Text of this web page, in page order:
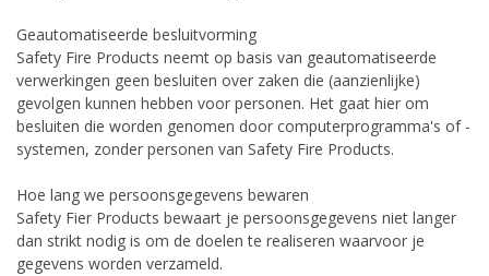
Geautomatiseerde besluitvorming
Safety Fire Products neemt op basis van geautomatiseerde
verwerkingen geen besluiten over zaken die (aanzienlijke)
gevolgen kunnen hebben voor personen. Het gaat hier om
besluiten die worden genomen door computerprogramma's of -
systemen, zonder personen van Safety Fire Products.
Hoe lang we persoonsgegevens bewaren
Safety Fier Products bewaart je persoonsgegevens niet langer
dan strikt nodig is om de doelen te realiseren waarvoor je
gegevens worden verzameld.